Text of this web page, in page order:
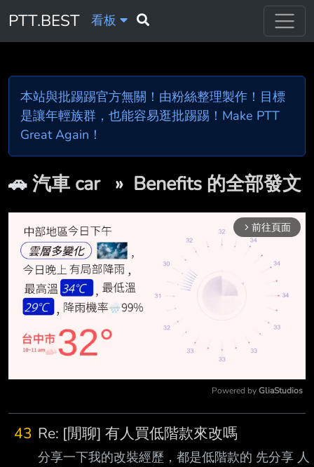
PTT.BEST 看板
本站與批踢踢官方無關！由粉絲整理製作！目標
是讓年輕族群，也能容易逛批踢踢！Make PTT
Great Again！
🚗汽車 car » Benefits 的全部發文
arrow_forward_ios 前往頁面
Powered by GliaStudios
43 Re: [閒聊] 有人買低階款來改嗎
分享一下我的改裝經歷，都是低階款的 先分享 人